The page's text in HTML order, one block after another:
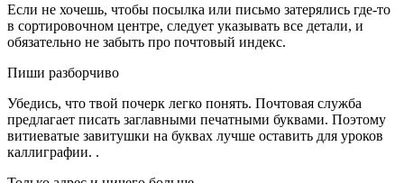
Если не хочешь, чтобы посылка или письмо затерялись где-то
в сортировочном центре, следует указывать все детали, и
обязательно не забыть про почтовый индекс.
Пиши разборчиво
Убедись, что твой почерк легко понять. Почтовая служба
предлагает писать заглавными печатными буквами. Поэтому
витиеватые завитушки на буквах лучше оставить для уроков
каллиграфии. .